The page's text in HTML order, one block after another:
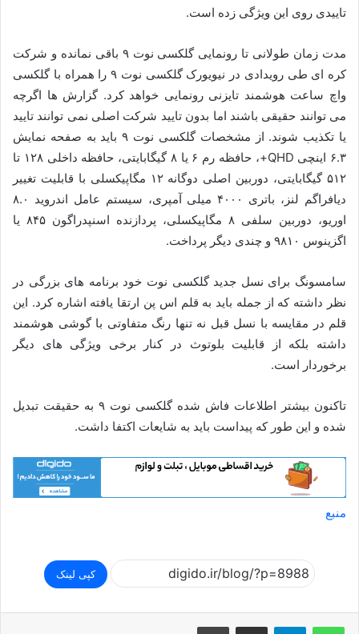
تاییدی روی این ویژگی زده است.
مدت زمان طولانی تا رونمایی گلکسی نوت ۹ باقی نمانده و شرکت
کره ای طی رویدادی در نیویورک گلکسی نوت ۹ را همراه با گلکسی
واچ ساعت هوشمند تایزنی رونمایی خواهد کرد. گزارش ها اگرچه
می توانند حقیقی باشند اما بدون تایید شرکت اصلی نمی توانند تایید
یا تکذیب شوند. از مشخصات گلکسی نوت ۹ باید به صفحه نمایش
۶.۳ اینچی QHD+، حافظه رم ۶ یا ۸ گیگابایتی، حافظه داخلی ۱۲۸ تا
۵۱۲ گیگابایتی، دوربین اصلی دوگانه ۱۲ مگاپیکسلی با قابلیت تغییر
دیافراگم لنز، باتری ۴۰۰۰ میلی آمپری، سیستم عامل اندروید ۸.۰
اوریو، دوربین سلفی ۸ مگاپیکسلی، پردازنده اسنپدراگون ۸۴۵ یا
اگزینوس ۹۸۱۰ و چندی دیگر پرداخت.
سامسونگ برای نسل جدید گلکسی نوت خود برنامه های بزرگی در
نظر داشته که از جمله باید به قلم اس پن ارتقا یافته اشاره کرد. این
قلم در مقایسه با نسل قبل نه تنها رنگ متفاوتی با گوشی هوشمند
داشته بلکه از قابلیت بلوتوث در کنار برخی ویژگی های دیگر
برخوردار است.
تاکنون بیشتر اطلاعات فاش شده گلکسی نوت ۹ به حقیقت تبدیل
شده و این طور که پیداست باید به شایعات اکتفا داشت.
منبع
کپی لینک
اشتراک گذاری از طریق ایمیل چاپ